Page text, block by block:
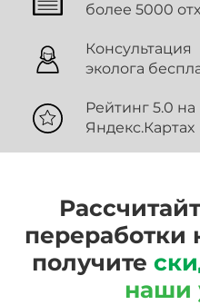
более 5000
Консультация
эколога
Рейтинг 5.0 на
Яндекс.Картах
переработки
получите
наши